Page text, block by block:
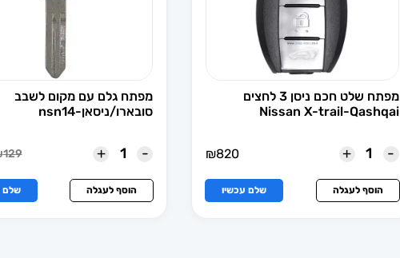
מפתח שלט חכם ניסן 3 לחצים
Nissan X-trail-Qashqai
-
+
₪820
הוסף לעגלה שלם עכשיו
מפתח גלם עם מקום לשבב
סובארו/ניסאן-nsn14
-
+
129
היה:
הוא:
הוסף לעגלה שלם